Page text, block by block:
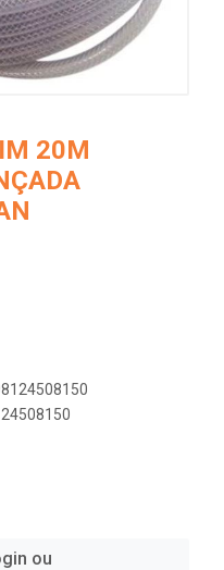
20M
ou